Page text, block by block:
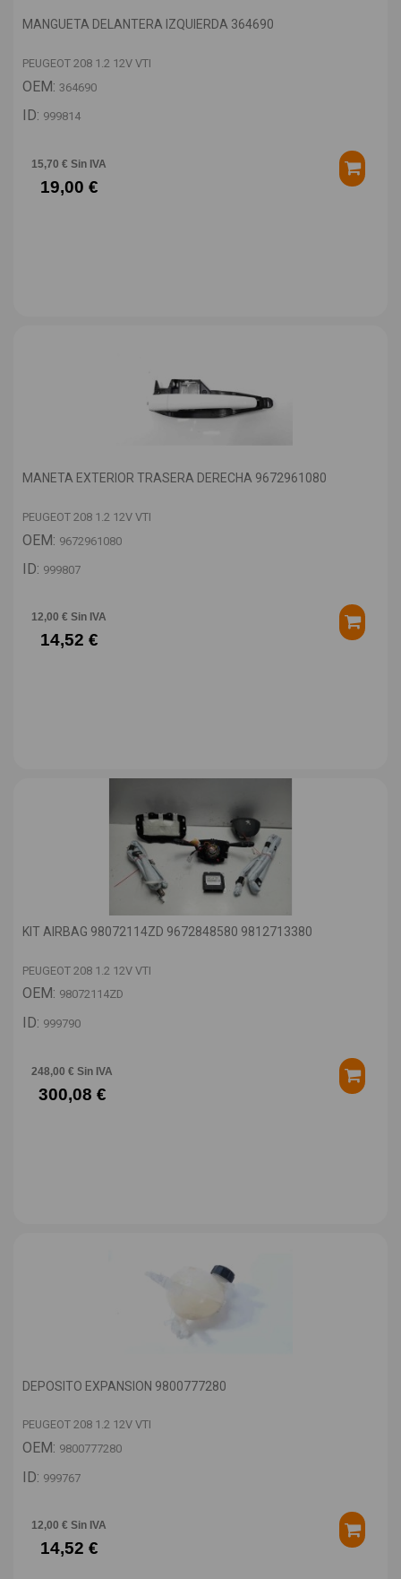
MANGUETA DELANTERA IZQUIERDA 364690
PEUGEOT 208 1.2 12V VTI
OEM: 364690
ID: 999814
15,70 € Sin IVA
19,00 €
MANETA EXTERIOR TRASERA DERECHA 9672961080
PEUGEOT 208 1.2 12V VTI
OEM: 9672961080
ID: 999807
12,00 € Sin IVA
14,52 €
KIT AIRBAG 98072114ZD 9672848580 9812713380
PEUGEOT 208 1.2 12V VTI
OEM: 98072114ZD
ID: 999790
248,00 € Sin IVA
300,08 €
DEPOSITO EXPANSION 9800777280
PEUGEOT 208 1.2 12V VTI
OEM: 9800777280
ID: 999767
12,00 € Sin IVA
14,52 €